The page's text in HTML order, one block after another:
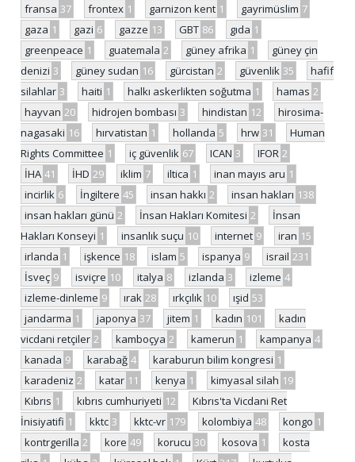
fransa 37 frontex 1 garnizon kent 1 gayrimüslim 7
gaza 1 gazi 6 gazze 13 GBT 86 gıda 1
greenpeace 1 guatemala 2 güney afrika 1
güney çin
denizi 3 güney sudan 16 gürcistan 2 güvenlik 35
hafif
silahlar 3 haiti 1 halkı askerlikten soğutma 1 hamas 2
hayvan 20 hidrojen bombası 3 hindistan 12
hirosima-
nagasaki 16 hırvatistan 1 hollanda 5 hrw 31
Human
Rights Committee 1 iç güvenlik 67 ICAN 3 IFOR 2
İHA 41 İHD 29 iklim 7 iltica 1 inan mayıs aru 1
incirlik 6 İngiltere 45 insan hakkı 2 insan hakları 138
insan hakları günü 2 İnsan Hakları Komitesi 2
İnsan
Hakları Konseyi 1 insanlık suçu 10 internet 9 iran 15
irlanda 1 işkence 18 islam 5 ispanya 9 israil 231
İsveç 9 isviçre 10 italya 8 izlanda 3 izleme 4
izleme-dinleme 9 ırak 28 ırkçılık 10 ışid 53
jandarma 1 japonya 37 jitem 1 kadın 101
kadın
vicdani retçiler 2 kamboçya 2 kamerun 1 kampanya 4
kanada 9 karabağ 4 karaburun bilim kongresi 1
karadeniz 2 katar 11 kenya 1 kimyasal silah 19
Kıbrıs 1 kıbrıs cumhuriyeti 12
Kıbrıs'ta Vicdani Ret
İnisiyatifi 1 kktc 3 kktc-vr 179 kolombiya 48 kongo 1
kontrgerilla 2 kore 49 korucu 30 kosova 1
kosta